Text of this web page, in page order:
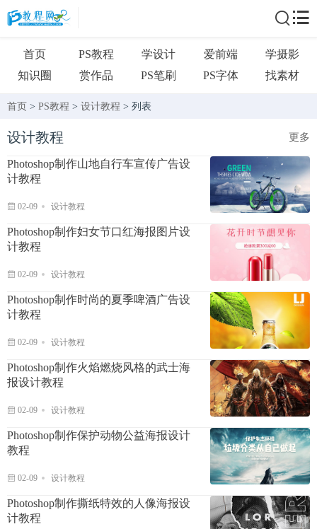
首页 PS教程 学设计 爱前端
学摄影
知识圈
赏作品 PS笔刷 PS字体 找素材
首页 > PS教程 > 设计教程 > 列表
设计教程 更多
Photoshop制作山地自行车宣传广告设
计教程
02-09 设计教程
Photoshop制作妇女节口红海报图片设
计教程
02-09 设计教程
Photoshop制作时尚的夏季啤酒广告设
计教程
02-09 设计教程
Photoshop制作火焰燃烧风格的武士海
报设计教程
02-09 设计教程
Photoshop制作保护动物公益海报设计
教程
02-09 设计教程
Photoshop制作撕纸特效的人像海报设
计教程